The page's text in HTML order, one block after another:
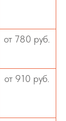
от 780 руб.
от 910 руб.